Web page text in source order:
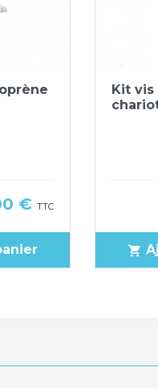
€ TTC
Kit vis
shopping_cart